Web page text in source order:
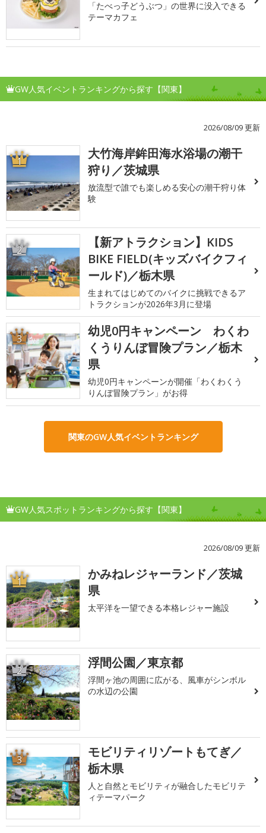
「たべっ子どうぶつ」の世界に没入できる
テーマカフェ
GW人気イベントランキングから探す【関東】
2026/08/09 更新
1
大竹海岸鉾田海水浴場の潮干
狩り／茨城県
放流型で誰でも楽しめる安心の潮干狩り体
験
2
【新アトラクション】KIDS
BIKE FIELD(キッズバイクフィ
ールド)／栃木県
生まれてはじめてのバイクに挑戦できるア
トラクションが2026年3月に登場
3
幼児0円キャンペーン わくわ
くうりんぼ冒険プラン／栃木
県
幼児0円キャンペーンが開催「わくわくう
りんぼ冒険プラン」がお得
関東のGW人気イベントランキング
GW人気スポットランキングから探す【関東】
2026/08/09 更新
1
かみねレジャーランド／茨城
県
太平洋を一望できる本格レジャー施設
2 浮間公園／東京都
浮間ヶ池の周囲に広がる、風車がシンボル
の水辺の公園
3
モビリティリゾートもてぎ／
栃木県
人と自然とモビリティが融合したモビリテ
ィテーマパーク